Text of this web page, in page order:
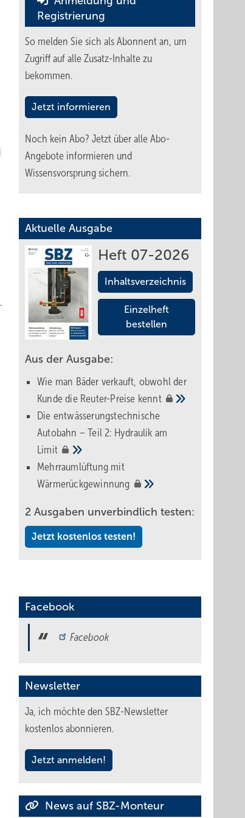
Registrierung
So melden Sie sich als Abonnent an, um
Zugriff auf alle Zusatz-Inhalte zu
bekommen.
Jetzt informieren
Noch kein Abo? Jetzt über alle Abo-
Angebote informieren und
Wissensvorsprung sichern.
Aktuelle Ausgabe
Heft 07-2026
Inhaltsverzeichnis
Einzelheft
bestellen
Aus der Ausgabe:
Wie man Bäder verkauft, obwohl der
Kunde die Reuter-Preise kennt
Die entwässerungstechnische
Autobahn – Teil 2: Hydraulik am
Limit
Mehrraumlüftung mit
Wärmerückgewinnung
2 Ausgaben unverbindlich testen:
Jetzt kostenlos testen!
Facebook
Facebook
Newsletter
Ja, ich möchte den SBZ-Newsletter
kostenlos abonnieren.
Jetzt anmelden!
News auf SBZ-Monteur